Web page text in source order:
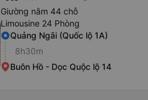
Giường nằm 44 chỗ
Limousine 24 Phòng
Quảng Ngãi (Quốc lộ 1A)
8h30m
Buôn Hồ - Dọc Quộc lộ 14